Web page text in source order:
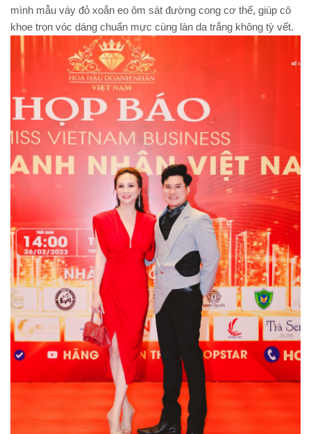
mình mẫu váy đỏ xoắn eo ôm sát đường cong cơ thể, giúp cô
khoe trọn vóc dáng chuẩn mực cùng làn da trắng không tỳ vết.